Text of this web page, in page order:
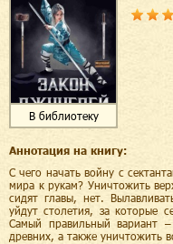
В библиотеку
Аннотация на книгу:
С чего начать войну с
мира к рукам? Уничтожить
сидят главы, нет.
уйдут столетия, за которые
Самый правильный вариант –
древних, а также уничтожить